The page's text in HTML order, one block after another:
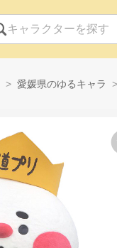
愛媛県のゆるキャラ